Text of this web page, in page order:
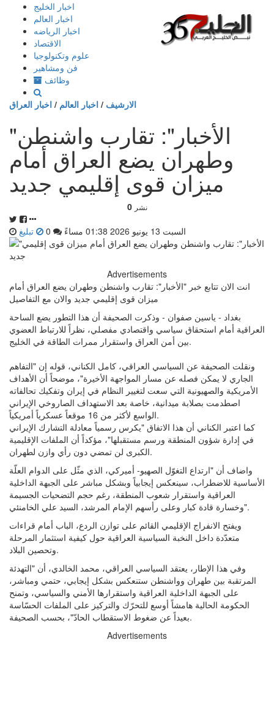
إذهب
المحتوى
اخبار الخليج
اخبار العالم
اخبار الرياضه
الاقتصاد
علوم وتكنولوجيا
فن ومشاهير
وظائف
الارشيف / اخبار العالم / اخبار العراق
"الأخبار": تقارب واشنطن
وطهران يضع العراق أمام
ميزان قوى إقليمي جديد
0 نشر
السبت 13 يونيو 2026 01:38 مساءً تبليغ
Advertisements
انت الان تتابع خبر "الأخبار": تقارب واشنطن وطهران يضع العراق أمام
ميزان قوى إقليمي جديد والان مع التفاصيل
بغداد - ياسين صفوان - وذكرت الصحيفة أن هذا التطور يضع الساحة
العراقية أمام استحقاق سياسي واقتصادي مفصلي، نظراً للارتباط العضوي
بين أمن العراق واستقرار ممرات الطاقة في الخليج.
ونقلت الصحيفة عن السياسي العراقي، كامل الكناني، قوله إن "التفاهم
الجاري لا يمكن فصله عن مسار المواجهة الأخيرة"، موضحاً أن الأهداف
الأمريكية والصهيونية التي سعت لتغيير النظام في إيران وتفكيك تحالفاته
اصطدمت بصلابة ميدانية، خاصة بعد الاستهداف الصاروخي الإيراني
الواسع لأكثر من 16 موقعاً عسكرياً أمريكياً.
كما اعتبر الكناني أن هذا الاتفاق "يكرس رسمياً معادلة التشارك الإيراني
في إدارة شؤون المنطقة ورسم مستقبلها"، مؤكداً أن الملفات الإقليمية
الكبرى لن تمضي دون رأي وازن لطهران.
واضاف أن "ارتداع التغوّل الصهيو- أميركي، الذي مثّل على الدوام العلّة
الأساسية للاضطراب، سينعكس إيجابياً وبشكل مباشر على الجبهة الداخلية
العراقية واستقرار شعوب المنطقة، رغم حجم التضحيات الجسيمة
وخسارة قادة كبار وعلى رأسهم الإمام المرشد، السيد علي الخامنئي".
ويفتح الانفراج الإقليمي القائم على توازن الردع، الباب أمام قراءات
متعدّدة داخل النخبة السياسية العراقية حول كيفية استثمار المرحلة
وتحصين البلاد.
وفي هذا الإطار، يعتقد السياسي العراقي، محمد الخالدي، أن "التهدئة
المرتقبة بين طهران وواشنطن ستنعكس بشكل إيجابي، حتمي ومباشر،
على الجبهة الداخلية العراقية واستقرارها الأمني والسياسي، وتمنح
الحكومة الحالية هامشاً أوسع للتحرّك والتركيز على الملفات الحسّاسة
بعيداً عن ضغوط الاستقطاب الحادّ"، بحسب الصحيفة.
Advertisements